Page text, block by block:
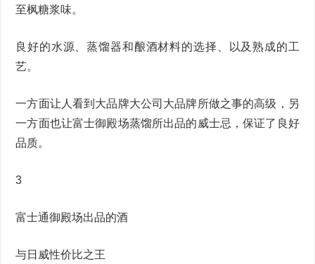
至枫糖浆味。
良好的水源、蒸馏器和酿酒材料的选择、以及熟成的工
艺。
一方面让人看到大品牌大公司大品牌所做之事的高级，另
一方面也让富士御殿场蒸馏所出品的威士忌，保证了良好
品质。
3
富士通御殿场出品的酒
与日威性价比之王